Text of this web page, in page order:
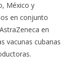
México y
en conjunto
en
vacunas cubanas